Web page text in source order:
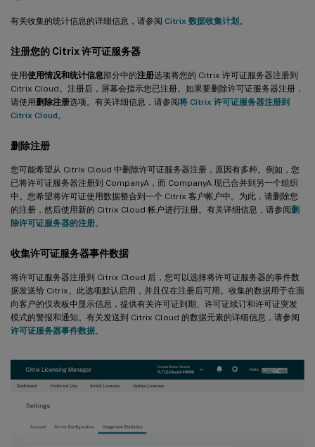
有关收集的统计信息的详细信息，请参阅 Citrix 数据收集计划 。
注册您的 Citrix 许可证服务器
使用使用情况和统计信息部分中的注册选项将您的 Citrix 许可证服务器注册到
Citrix Cloud。注册后，屏幕会指示您已注册。如果要删除许可证服务器注册，
请使用删除注册选项。有关详细信息，请参阅将 Citrix 许可证服务器注册到
Citrix Cloud 。
删除注册
您可能希望从 Citrix Cloud 中删除许可证服务器注册，原因有多种。例如，您
已将许可证服务器注册到 CompanyA，而 CompanyA 现已合并到另一个组织
中。您希望将许可证使用数据整合到一个 Citrix 客户帐户中。为此，请删除您
的注册，然后使用新的 Citrix Cloud 帐户进行注册。有关详细信息，请参阅删
除许可证服务器的注册。
收集许可证服务器事件数据
将许可证服务器注册到 Citrix Cloud 后，您可以选择将许可证服务器的事件数
据发送给 Citrix。此选项默认启用，并且仅在注册后可用。收集的数据用于在面
向客户的仪表板中显示信息，提供有关许可证到期、许可证续订和许可证突发
模式的警报和通知。有关发送到 Citrix Cloud 的数据元素的详细信息，请参阅
许可证服务器事件数据。